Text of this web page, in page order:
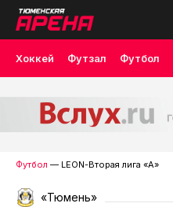
Хоккей Футзал Футбол
Футбол — LEON-Вторая лига «А»
«Тюмень»